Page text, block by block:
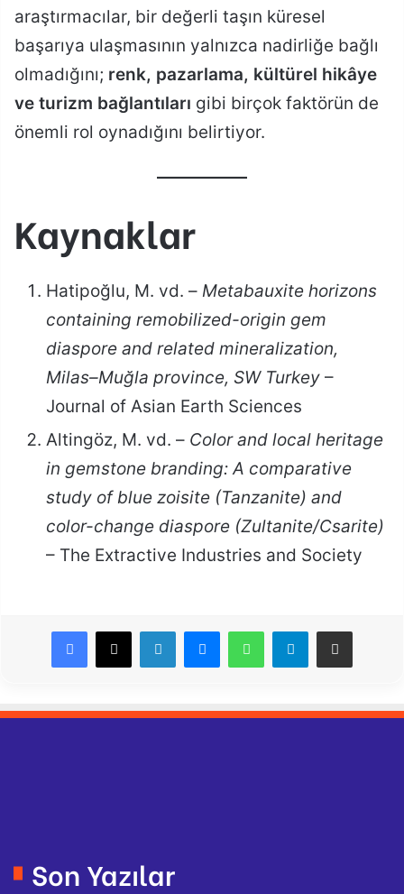
araştırmacılar, bir değerli taşın küresel
başarıya ulaşmasının yalnızca nadirliğe bağlı
olmadığını; renk, pazarlama, kültürel hikâye
ve turizm bağlantıları gibi birçok faktörün de
önemli rol oynadığını belirtiyor.
Kaynaklar
Hatipoğlu, M. vd. – Metabauxite horizons
containing remobilized-origin gem
diaspore and related mineralization,
Milas–Muğla province, SW Turkey –
Journal of Asian Earth Sciences
Altingöz, M. vd. – Color and local heritage
in gemstone branding: A comparative
study of blue zoisite (Tanzanite) and
color-change diaspore (Zultanite/Csarite)
– The Extractive Industries and Society
LinkedInMessengerWhatsApp
TelegramE-Posta ile paylaş
Son Yazılar